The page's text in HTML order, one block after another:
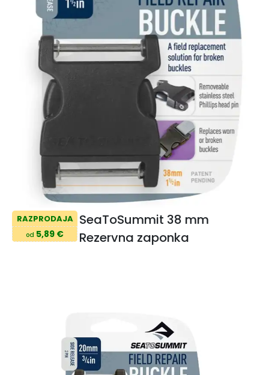
RAZPRODAJA
od 5,89 €
SeaToSummit 38 mm
Rezervna zaponka